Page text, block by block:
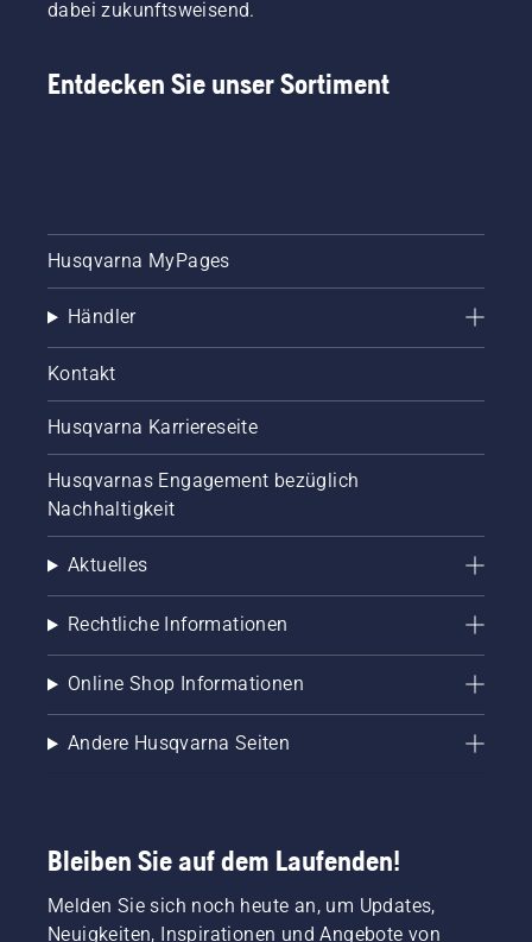
dabei zukunftsweisend.
Entdecken Sie unser Sortiment
Husqvarna MyPages
Händler
Kontakt
Husqvarna Karriereseite
Husqvarnas Engagement bezüglich
Nachhaltigkeit
Aktuelles
Rechtliche Informationen
Online Shop Informationen
Andere Husqvarna Seiten
Bleiben Sie auf dem Laufenden!
Melden Sie sich noch heute an, um Updates,
Neuigkeiten, Inspirationen und Angebote von